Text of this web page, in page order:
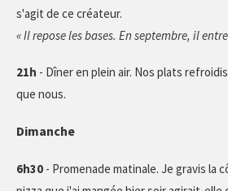
s'agit de ce créateur.
« Il repose les bases. En septembre, il
21h - Dîner en plein air. Nos plats
que nous.
Dimanche
6h30 - Promenade matinale. Je gravis la